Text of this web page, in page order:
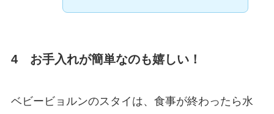
4 お手入れが簡単なのも嬉しい！
ベビービョルンのスタイは、食事が終わったら水